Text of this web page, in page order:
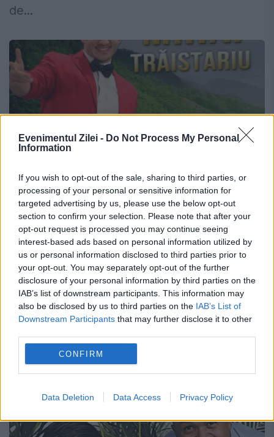
Evenimentul Zilei - Do Not Process My Personal
Information
If you wish to opt-out of the sale, sharing to third parties, or
processing of your personal or sensitive information for
targeted advertising by us, please use the below opt-out
section to confirm your selection. Please note that after your
opt-out request is processed you may continue seeing
interest-based ads based on personal information utilized by
us or personal information disclosed to third parties prior to
your opt-out. You may separately opt-out of the further
disclosure of your personal information by third parties on the
IAB’s list of downstream participants. This information may
also be disclosed by us to third parties on the IAB’s List of
Downstream Participants that may further disclose it to other
CONFIRM
Data Deletion Data Access Privacy Policy
de...
Mihai Trăistariu, prins cu minciuna?
„Daca tu esti in Africa ... eu sunt Mihai
Viteazu!”
18 FEBRUARIE 2015
Mihai Trăistariu este unul dintre concurenţii
show-ului „Sunt celebru, scoate-mă de aici”,
care a debutat luni la Pro TV. Nu toţi
prietenii cântăreţului cred că artistul se află